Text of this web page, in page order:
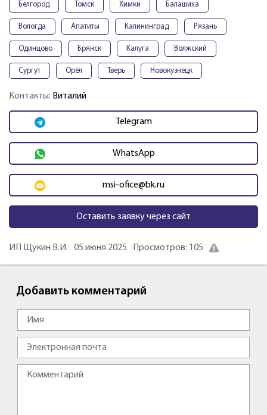
Белгород Томск Химки Балашиха
Вологда Апатиты Калининград Рязань
Одинцово Брянск Калуга Волжский
Сургут Орёл Тверь Новокузнецк
Контакты: Виталий
Telegram
WhatsApp
msi-ofice@bk.ru
Оставить заявку через сайт
ИП Щукин В.И. 05 июня 2025 Просмотров: 105
Добавить комментарий